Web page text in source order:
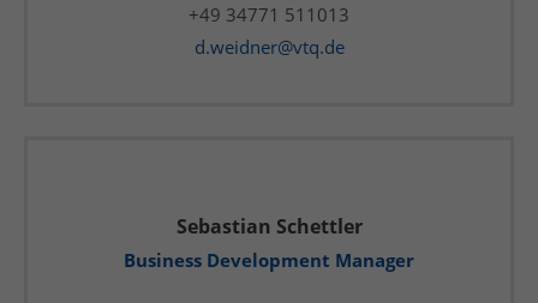
+49 34771 511013
d.weidner@vtq.de
Sebastian Schettler
Business Development Manager